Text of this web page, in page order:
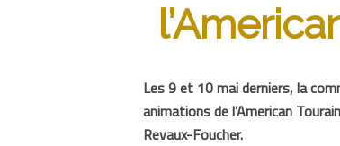
Les 9 et 10 mai derniers, la
animations de l’American
Revaux-Foucher.